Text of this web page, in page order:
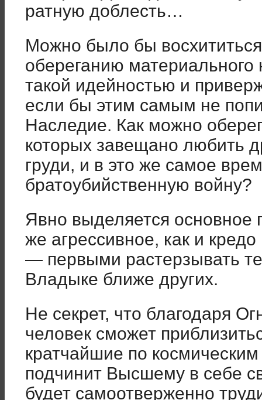
ратную доблесть…
Можно было бы
обереганию
такой идейностью и
если бы этим самым не
Наследие. Как можно
которых завещано любить
груди, и в это же самое
братоубийственную войну?
Явно выделяется основное
же агрессивное, как и
— первыми растерзывать
Владыке ближе других.
Не секрет, что благодаря
человек сможет
кратчайшие по
подчинит Высшему в себе
будет самоотверженно